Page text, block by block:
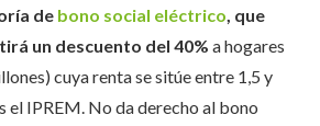
de bono social eléctrico, que
un descuento del 40% a hogares
cuya renta se sitúe entre 1,5 y
el IPREM. No da derecho al bono